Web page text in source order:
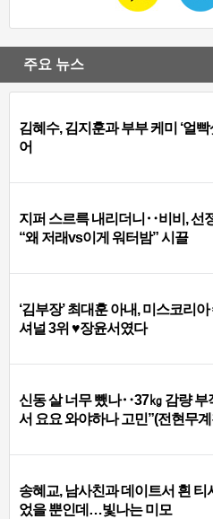
주요 뉴스
김혜수, 김지훈과 부부 케미 ‘얼빡
어
지퍼 스르륵 내리더니‥비비, 선
“왜 저래vs이게 워터밤” 시끌
‘김부장’ 최대훈 아내, 미스코리
셔널 3위 ♥장윤서였다
신동 살 너무 뺐나‥37㎏ 감량 부
서 요요 와야하나 고민”(전현무
송혜교, 남사친과 데이트서 흰 티
었을 뿐인데…빛나는 미모